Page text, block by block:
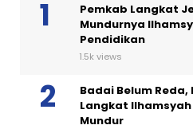
Pemkab Langkat
Mundurnya
Pendidikan
1.5k views
Badai Belum
Langkat
Mundur